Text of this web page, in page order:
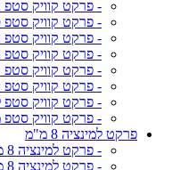
- פרקט קוויק סטפ
- פרקט קוויק סטפ
- פרקט קוויק סטפ
- פרקט קוויק סטפ
- פרקט קוויק סטפ
- פרקט קוויק סטפ
- פרקט קוויק סטפ
- פרקט קוויק סטפ
פרקט למינציה 8 מ"מ
- פרקט למינציה 8 מ"מ SWISS KRONO
- פרקט למינציה 8 מ"מ נקסט סטפ